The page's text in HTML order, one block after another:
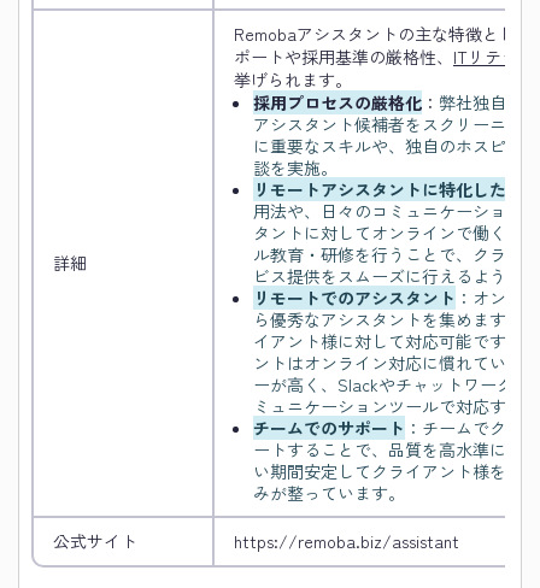
詳細
Remobaアシスタントの主な特徴として
ポートや採用基準の厳格性、 ITリテラ
挙げられます。
採用プロセスの厳格化 ： 弊社独自の
アシスタント候補者をスクリーニン
に重要なスキルや、独自のホスピタ
談を実施。
リモートアシスタントに特化した教育
用法や、日々のコミュニケーション
タントに対してオンラインで働くこ
ル教育・研修を行うことで、クライ
ビス提供をスムーズに行えるように
リモートでのアシスタント ：オンラ
ら優秀なアシスタントを集めます。
イアント様に対して対応可能です。
ントはオンライン対応に慣れている
ーが高く、Slackやチャットワークな
ミュニケーションツールで対応する
チームでのサポート ：チームでクラ
ートすることで、品質を高水準に保
い期間安定してクライアント様をサ
みが整っています。
公式サイト
https://remoba.biz/assistant